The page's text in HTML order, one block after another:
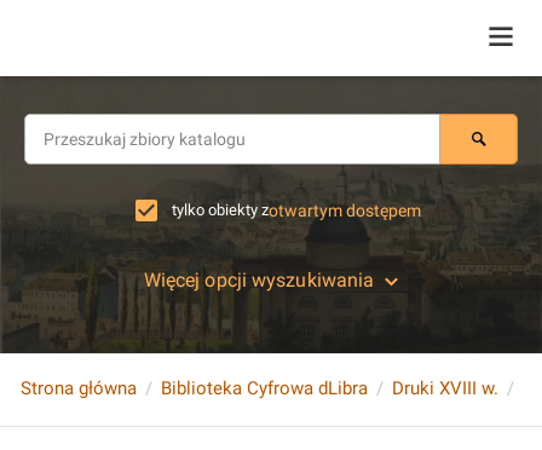
tylko obiekty zotwartym dostępem
Więcej opcji wyszukiwania
Strona główna Biblioteka Cyfrowa dLibra Druki XVIII w.